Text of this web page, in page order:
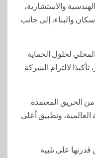
والاستشارية،
والبناء، إلى جانب
لحلول الحماية
لالتزام الشركة
الحريق المعتمدة
العالمية، وتطبيق أعلى
على تلبية